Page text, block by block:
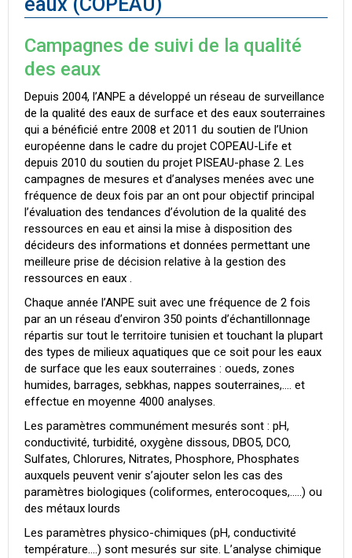
Campagnes de suivi de la qualité
des eaux
Depuis 2004, l’ANPE a développé un réseau de surveillance
de la qualité des eaux de surface et des eaux souterraines
qui a bénéficié entre 2008 et 2011 du soutien de l’Union
européenne dans le cadre du projet COPEAU-Life et
depuis 2010 du soutien du projet PISEAU-phase 2. Les
campagnes de mesures et d’analyses menées avec une
fréquence de deux fois par an ont pour objectif principal
l’évaluation des tendances d’évolution de la qualité des
ressources en eau et ainsi la mise à disposition des
décideurs des informations et données permettant une
meilleure prise de décision relative à la gestion des
ressources en eaux .
Chaque année l’ANPE suit avec une fréquence de 2 fois
par an un réseau d’environ 350 points d’échantillonnage
répartis sur tout le territoire tunisien et touchant la plupart
des types de milieux aquatiques que ce soit pour les eaux
de surface que les eaux souterraines : oueds, zones
humides, barrages, sebkhas, nappes souterraines,…. et
effectue en moyenne 4000 analyses.
Les paramètres communément mesurés sont : pH,
conductivité, turbidité, oxygène dissous, DBO5, DCO,
Sulfates, Chlorures, Nitrates, Phosphore, Phosphates
auxquels peuvent venir s’ajouter selon les cas des
paramètres biologiques (coliformes, enterocoques,…..) ou
des métaux lourds
Les paramètres physico-chimiques (pH, conductivité
température….) sont mesurés sur site. L’analyse chimique